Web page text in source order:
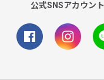
公式SNSアカウント